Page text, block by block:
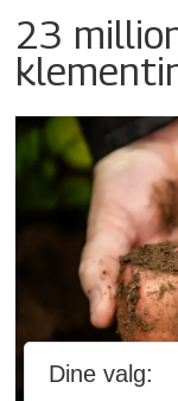
23
Dine valg: